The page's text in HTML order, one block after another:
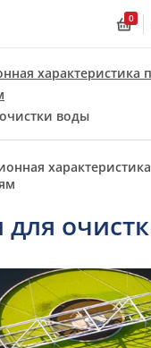
0
характеристика
воды
для
ссылки